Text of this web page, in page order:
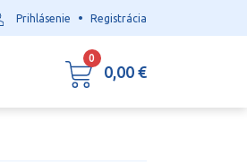
Prihlásenie • Registrácia
0
0,00 €